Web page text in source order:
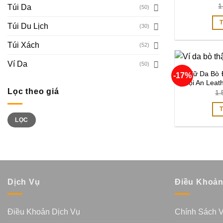
Túi Da (50)
Túi Du Lịch (30)
Túi Xách (52)
Ví Da (50)
Lọc theo giá
Giá
tối
thiểu
Giá
tối
đa
LỌC
-17%
Ví Nữ Da Bò
| Hội An
Dịch Vụ
Điều Khoản Dịch Vụ
Điều Khoản
Chính Sách